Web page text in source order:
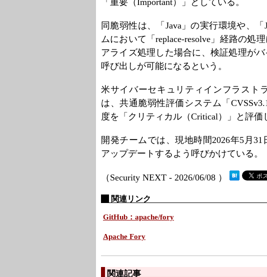
「重要（Important）」としている。
同脆弱性は、「Java」の実行環境や、
ムにおいて「replace-resolve」経路の処
アライズ処理した場合に、検証処理が
呼び出しが可能になるという。
米サイバーセキュリティインフラスト
は、共通脆弱性評価システム「
度を「クリティカル（Critical）」と評価
開発チームでは、現地時間2026年5月
アップデートするよう呼びかけている。
（Security NEXT - 2026/06/08 ）
関連リンク
GitHub：apache/fory
Apache Fory
関連記事